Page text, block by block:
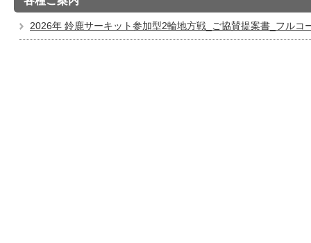
2026年 鈴鹿サーキット参加型2輪地方戦_ご協賛提案書_フルコ